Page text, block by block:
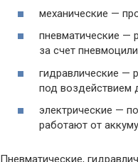
механические —
пневматические —
за счет
гидравлические —
под воздействием
электрические —
работают от
Пневматические,